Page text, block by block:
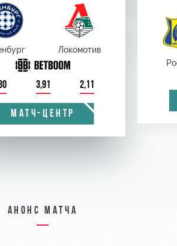
Локомотив
3,91 2,11
МАТЧ-ЦЕНТР
Анонс матча